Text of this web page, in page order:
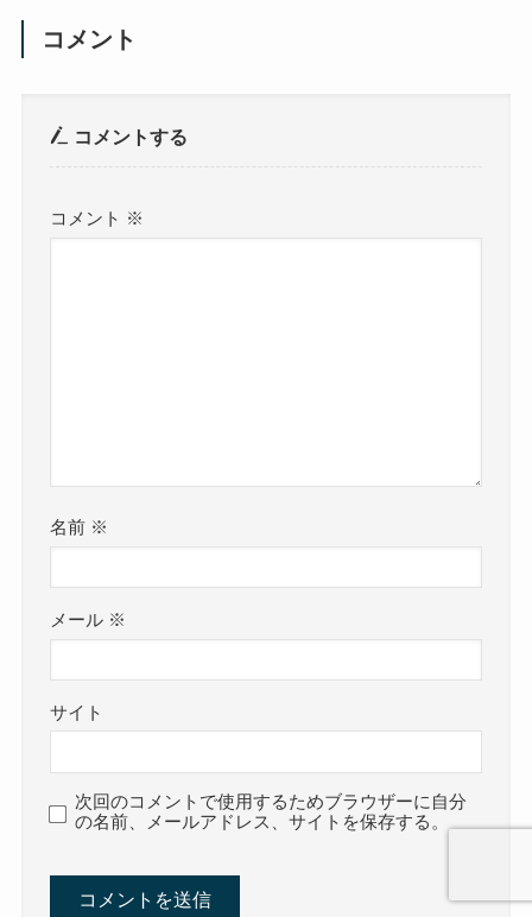
コメント
コメントする
コメント ※
名前 ※
メール ※
サイト
次回のコメントで使用するためブラウザーに自分
の名前、メールアドレス、サイトを保存する。